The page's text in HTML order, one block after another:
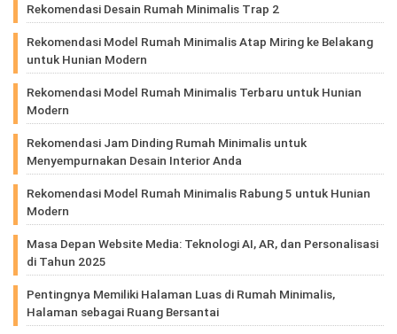
Rekomendasi Desain Rumah Minimalis Trap 2
Rekomendasi Model Rumah Minimalis Atap Miring ke Belakang
untuk Hunian Modern
Rekomendasi Model Rumah Minimalis Terbaru untuk Hunian
Modern
Rekomendasi Jam Dinding Rumah Minimalis untuk
Menyempurnakan Desain Interior Anda
Rekomendasi Model Rumah Minimalis Rabung 5 untuk Hunian
Modern
Masa Depan Website Media: Teknologi AI, AR, dan Personalisasi
di Tahun 2025
Pentingnya Memiliki Halaman Luas di Rumah Minimalis,
Halaman sebagai Ruang Bersantai